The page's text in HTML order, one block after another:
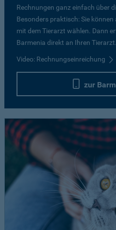
Rechnungen ganz einfach über
Besonders praktisch: Sie
mit dem Tierarzt wählen. Dann
Barmenia direkt an Ihren Tierarzt.
Video: Rechnungseinreichung
zur